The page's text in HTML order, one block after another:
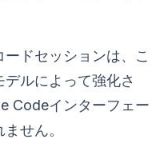
ドセッションは、こ
ルによって強化さ
Codeインターフェー
せん。